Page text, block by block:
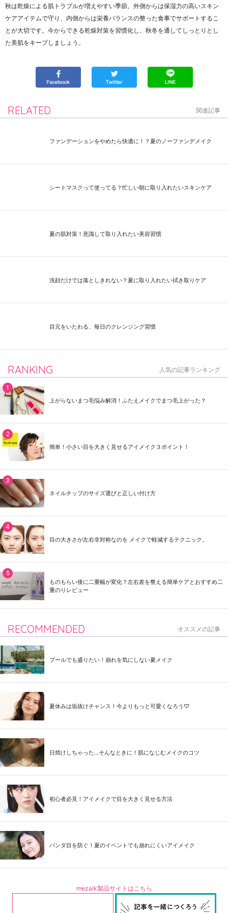
秋は乾燥による肌トラブルが増えやすい季節。外側からは保湿力の高いスキン
ケアアイテムで守り、内側からは栄養バランスの整った食事でサポートするこ
とが大切です。今からできる乾燥対策を習慣化し、秋冬を通してしっとりとし
た美肌をキープしましょう。
RELATED 関連記事
ファンデーションをやめたら快適に！？夏のノーファンデメイク
シートマスクって使ってる？忙しい朝に取り入れたいスキンケア
夏の肌対策！意識して取り入れたい美容習慣
洗顔だけでは落としきれない？夏に取り入れたい拭き取りケア
目元をいたわる、毎日のクレンジング習慣
RANKING 人気の記事ランキング
上がらないまつ毛悩み解消！ふたえメイクでまつ毛上がった？
簡単！小さい目を大きく見せるアイメイク３ポイント！
ネイルチップのサイズ選びと正しい付け方
目の大きさが左右非対称なのを メイクで軽減するテクニック。
ものもらい後に二重幅が変化？左右差を整える簡単ケアとおすすめ二
重のりレビュー
RECOMMENDED オススメの記事
プールでも盛りたい！崩れを気にしない夏メイク
夏休みは垢抜けチャンス！今よりもっと可愛くなろう♡
日焼けしちゃった...そんなときに！肌になじむメイクのコツ
初心者必見！アイメイクで目を大きく見せる方法
パンダ目を防ぐ！夏のイベントでも崩れにくいアイメイク
mezaik製品サイトはこちら